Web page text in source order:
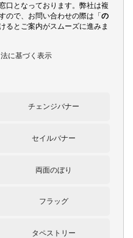
口となっております。弊社は複
ので、お問い合わせの際は「の
るとご案内がスムーズに進みま
に基づく表示
チェンジバナー
セイルバナー
両面のぼり
フラッグ
タペストリー